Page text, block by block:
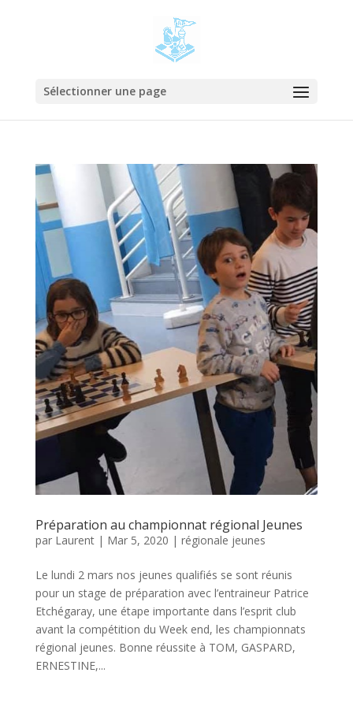
Sélectionner une page
Préparation au championnat régional Jeunes
par Laurent| Mar 5, 2020 | régionale jeunes
Le lundi 2 mars nos jeunes qualifiés se sont réunis
pour un stage de préparation avec l’entraineur Patrice
Etchégaray, une étape importante dans l’esprit club
avant la compétition du Week end, les championnats
régional jeunes. Bonne réussite à TOM, GASPARD,
ERNESTINE,...